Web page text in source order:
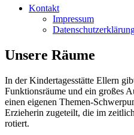
Kontakt
Impressum
Unsere Räume
In der Kindertagesstätte Ellern
Funktionsräume und ein großes
einen eigenen Themen-
Erzieherin zugeteilt, die im
rotiert.